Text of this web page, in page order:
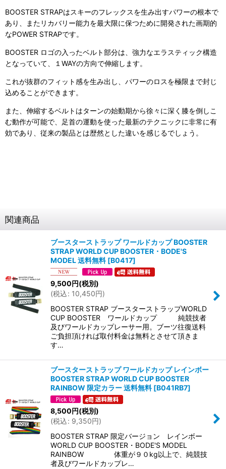
BOOSTER STRAPはスキーのフレックスを生み出すパワーの根本で
あり、またリカバリー能力を最大限に保つために開発された画期的
なPOWER STRAPです。
BOOSTER ロゴの入ったベルト部分は、強力なエラスティック構造
となっていて、１WAYの方向で伸縮します。
これが抜群のフィット感を生み出し、パワーのロスを極限まで封じ
込めることができます。
また、伸縮するベルトはターンの始動期から徐々に深く膝を倒しこ
む動作が可能で、足首の運動を使った最新のテクニックに非常に有
効であり、従来の製品とは歴然とした違いを感じるでしょう。
関連商品
ブースターストラップ ワールドカップ BOOSTER
STRAP WORLD CUP BOOSTER・BODE'S
MODEL 送料無料 [B0417]
9,500円(税別)
(税込: 10,450円)
BOOSTER STRAP ブースターストラップWORLD
CUP BOOSTER ワールドカップ 純競技者
及びワールドカップレーサー用。ブーツ往復送料
ご負担頂ければ取付料金は無料とさせて頂きま
す…
ブースターストラップ ワールドカップ レインボー
BOOSTER STRAP WORLD CUP BOOSTER
RAINBOW 限定カラー 送料無料 [B041RB7]
8,500円(税別)
(税込: 9,350円)
BOOSTER STRAP 限定バージョン レインボー
WORLD CUP BOOSTER・BODE'S MODEL
RAINBOW 体重が９０kg以上で、純競技
者及びワールドカップレ…